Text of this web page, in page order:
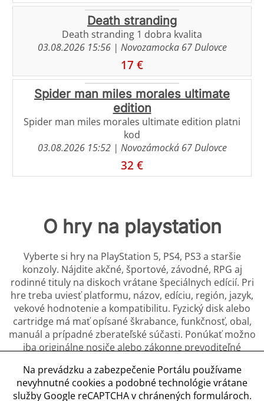
Death stranding
Death stranding 1 dobra kvalita
03.08.2026 15:56| Novozamocka 67 Dulovce
17 €
Spider man miles morales ultimate
edition
Spider man miles morales ultimate edition platni
kod
03.08.2026 15:52| Novozámocká 67 Dulovce
32 €
O hry na playstation
Vyberte si hry na PlayStation 5, PS4, PS3 a staršie
konzoly. Nájdite akčné, športové, závodné, RPG aj
rodinné tituly na diskoch vrátane špeciálnych edícií. Pri
hre treba uviesť platformu, názov, edíciu, región, jazyk,
vekové hodnotenie a kompatibilitu. Fyzický disk alebo
cartridge má mať opísané škrabance, funkčnosť, obal,
manuál a prípadné zberateľské súčasti. Ponúkať možno
iba originálne nosiče alebo zákonne prevoditeľné
zakázané. Používateľské účty, prihlasovacie údaje,
cudzie predplatné a neprevoditeľný digitálny obsah
Na prevádzku a zabezpečenie Portálu používame
nevyhnutné cookies a podobné technológie vrátane
služby Google reCAPTCHA v chránených formulároch.